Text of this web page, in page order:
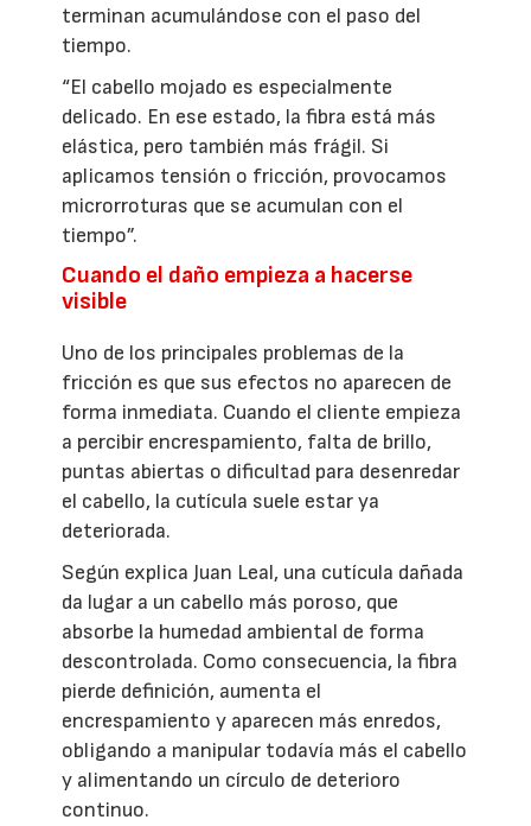
terminan acumulándose con el paso del
tiempo.
“El cabello mojado es especialmente
delicado. En ese estado, la fibra está más
elástica, pero también más frágil. Si
aplicamos tensión o fricción, provocamos
microrroturas que se acumulan con el
tiempo”.
Cuando el daño empieza a hacerse
visible
Uno de los principales problemas de la
fricción es que sus efectos no aparecen de
forma inmediata. Cuando el cliente empieza
a percibir encrespamiento, falta de brillo,
puntas abiertas o dificultad para desenredar
el cabello, la cutícula suele estar ya
deteriorada.
Según explica Juan Leal, una cutícula dañada
da lugar a un cabello más poroso, que
absorbe la humedad ambiental de forma
descontrolada. Como consecuencia, la fibra
pierde definición, aumenta el
encrespamiento y aparecen más enredos,
obligando a manipular todavía más el cabello
y alimentando un círculo de deterioro
continuo.